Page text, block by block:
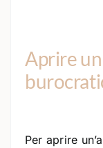
Aprire
Per aprire